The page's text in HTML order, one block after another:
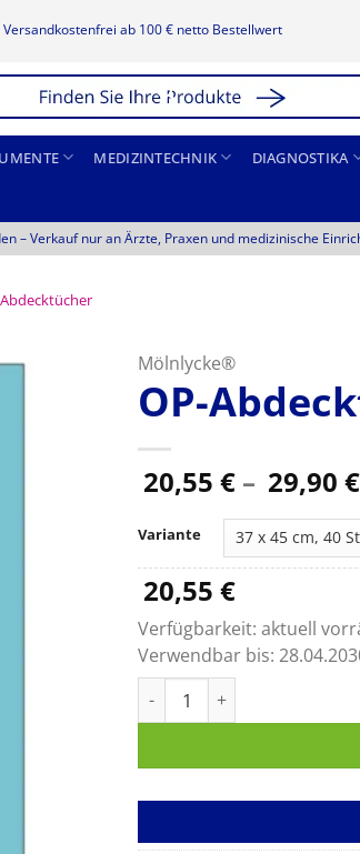
Versandkostenfrei ab 100 € netto Bestellwert
MEDIZINTECHNIK DIAGNOSTIKA
–Verkauf nur an Ärzte, Praxen und medizinische
Abdecktücher
Mölnlycke®
OP-
20,55 € – 29,90 €
Variante
20,55 €
Verfügbarkeit: aktuell
Verwendbar bis: